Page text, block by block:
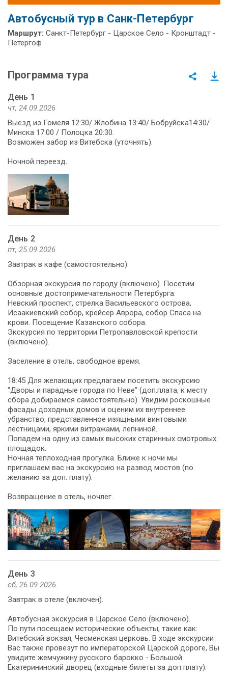
Автобусный тур в Санк-Петербург
Маршрут: Санкт-Петербург - Царское Село - Кронштадт -
Петергоф
Программа тура
День 1
чт, 24.09.2026
Выезд из Гомеля 12:30/ Жлобина 13:40/ Бобруйска14:30/
Минска 17:00 / Полоцка 20:30.
Возможен забор из Витебска (уточнять).
Ночной переезд.
День 2
пт, 25.09.2026
Завтрак в кафе (самостоятельно).
Обзорная экскурсия по городу (включено). Посетим
основные достопримечательности Петербурга:
Невский проспект, стрелка Васильевского острова,
Исаакиевский собор, крейсер Аврора, собор Спаса на
крови. Посещение Казанского собора.
Экскурсия по территории Петропавловской крепости
(включено).
Заселение в отель, свободное время.
18:45 Для желающих предлагаем посетить экскурсию
“Дворы и парадные города по Неве” (доп.плата, к месту
сбора добираемся самостоятельно). Увидим роскошные
фасады доходных домов и оценим их внутреннее
убранство, представленное изящными винтовыми
лестницами, яркими витражами, лепниной.
Попадем на одну из самых высоких старинных смотровых
площадок.
Ночная теплоходная прогулка. Ближе к ночи мы
приглашаем вас на экскурсию на развод мостов (по
желанию за доп. плату).
Возвращение в отель, ночлег.
День 3
сб, 26.09.2026
Завтрак в отеле (включен).
Автобусная экскурсия в Царское Село (включено).
По пути посещаем исторические объекты, такие как:
Витебский вокзал, Чесменская церковь. В ходе экскурсии
Вас также провезут по императорской Царской дороге, Вы
увидите жемчужину русского барокко - Большой
Екатерининский дворец (входные билеты за доп плату).